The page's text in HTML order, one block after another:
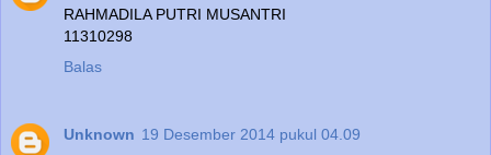
RAHMADILA PUTRI MUSANTRI
11310298
Balas
Unknown 19 Desember 2014 pukul 04.09